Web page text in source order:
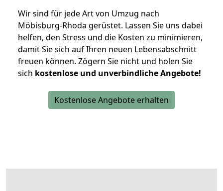
Wir sind für jede Art von Umzug nach
Möbisburg-Rhoda gerüstet. Lassen Sie uns dabei
helfen, den Stress und die Kosten zu minimieren,
damit Sie sich auf Ihren neuen Lebensabschnitt
freuen können. Zögern Sie nicht und holen Sie
sich kostenlose und unverbindliche Angebote!
Kostenlose Angebote erhalten